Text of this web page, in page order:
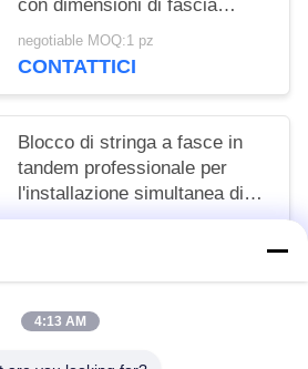
con dimensioni di fascia
120x130 mm e carico
nominale di 5KN per
negotiable MOQ:1 pz
CONTATTICI
Blocco di stringa a fasce in
tandem professionale per
l'installazione simultanea di
più conduttori con carico
4:13 AM